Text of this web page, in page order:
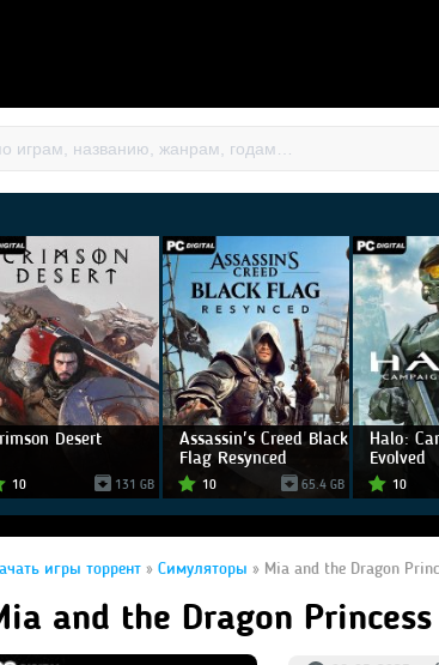
Desert
10 131 GB
Assassin's Creed Black
Flag Resynced
10 65.4 GB
Halo:
Evolved
10
игры торрент » Симуляторы » Mia and the Dragon
and the Dragon